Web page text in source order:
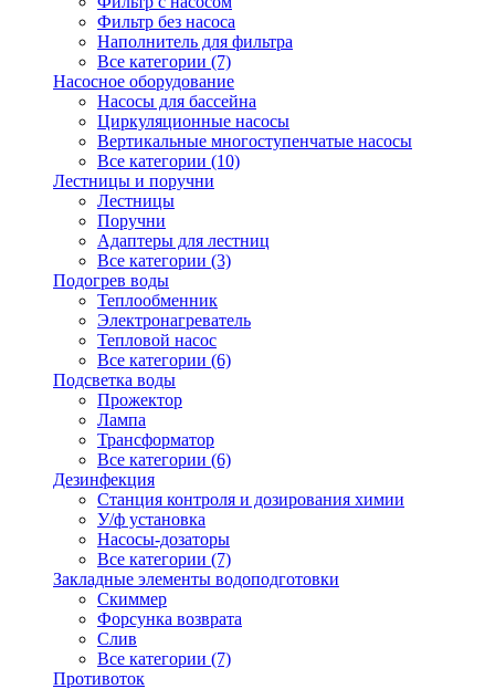
Фильтр без насоса
Наполнитель для фильтра
Все категории (7)
Насосное оборудование
Насосы для бассейна
Циркуляционные насосы
Вертикальные многоступенчатые насосы
Все категории (10)
Лестницы и поручни
Лестницы
Поручни
Адаптеры для лестниц
Все категории (3)
Подогрев воды
Теплообменник
Электронагреватель
Тепловой насос
Все категории (6)
Подсветка воды
Прожектор
Лампа
Трансформатор
Все категории (6)
Дезинфекция
Станция контроля и дозирования химии
У/ф установка
Насосы-дозаторы
Все категории (7)
Закладные элементы водоподготовки
Скиммер
Форсунка возврата
Слив
Все категории (7)
Противоток